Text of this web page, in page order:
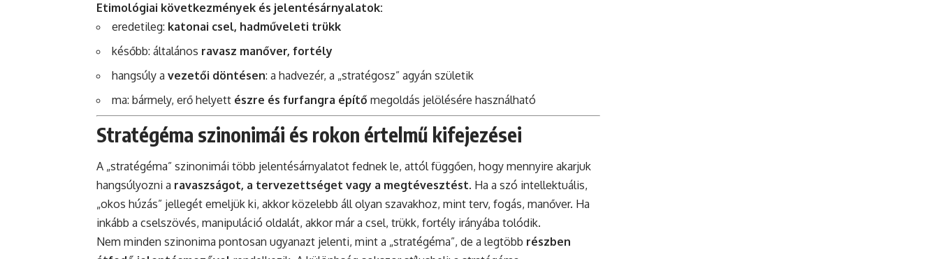
Etimológiai következmények és jelentésárnyalatok:
eredetileg: katonai csel, hadműveleti trükk
később: általános ravasz manőver, fortély
hangsúly a vezetői döntésen: a hadvezér, a „stratégosz” agyán születik
ma: bármely, erő helyett észre és furfangra építő megoldás jelölésére használható
Stratégéma szinonimái és rokon értelmű kifejezései
A „stratégéma” szinonimái több jelentésárnyalatot fednek le, attól függően, hogy mennyire akarjuk
hangsúlyozni a ravaszságot, a tervezettséget vagy a megtévesztést. Ha a szó intellektuális,
„okos húzás” jellegét emeljük ki, akkor közelebb áll olyan szavakhoz, mint terv, fogás, manőver. Ha
inkább a cselszövés, manipuláció oldalát, akkor már a csel, trükk, fortély irányába tolódik.
Nem minden szinonima pontosan ugyanazt jelenti, mint a „stratégéma”, de a legtöbb részben